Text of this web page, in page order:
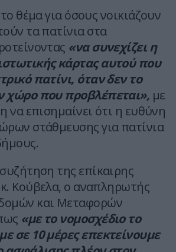
θέμα για όσους νοικιάζουν
τα πατίνια στα
«να συνεχίζει η
κάρτας αυτού που
πατίνι, όταν δεν το
χώρο που προβλέπεται», με
να επισημαίνει ότι η ευθύνη
στάθμευσης για πατίνια
της επίκαιρης
Κούβελα, ο αναπληρωτής
και Μεταφορών
«με το νομοσχέδιο το
σε 10 μέρες επεκτείνουμε